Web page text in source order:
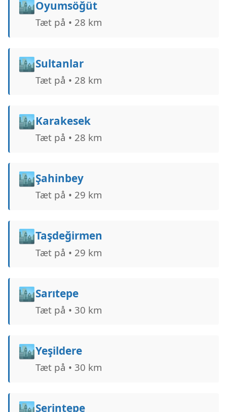
🏙️Oyumsöğüt
Tæt på • 28 km
🏙️Sultanlar
Tæt på • 28 km
🏙️Karakesek
Tæt på • 28 km
🏙️Şahinbey
Tæt på • 29 km
🏙️Taşdeğirmen
Tæt på • 29 km
🏙️Sarıtepe
Tæt på • 30 km
🏙️Yeşildere
Tæt på • 30 km
Serintepe